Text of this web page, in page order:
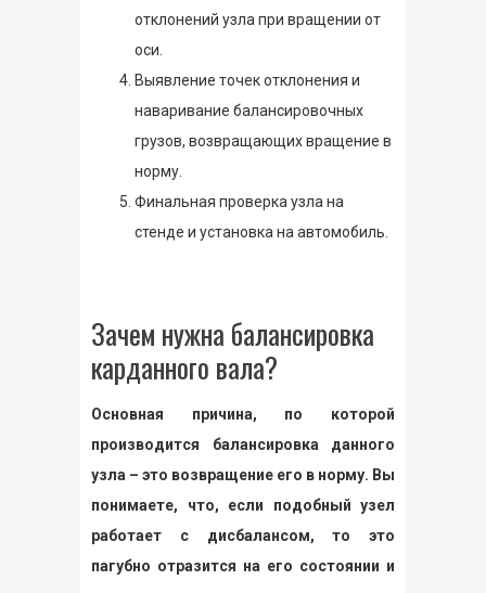
отклонений узла при вращении от
оси.
Выявление точек отклонения и
наваривание балансировочных
грузов, возвращающих вращение в
норму.
Финальная проверка узла на
стенде и установка на автомобиль.
Зачем нужна балансировка
карданного вала?
Основная причина, по которой
производится балансировка данного
узла – это возвращение его в норму. Вы
понимаете, что, если подобный узел
работает с дисбалансом, то это
пагубно отразится на его состоянии и